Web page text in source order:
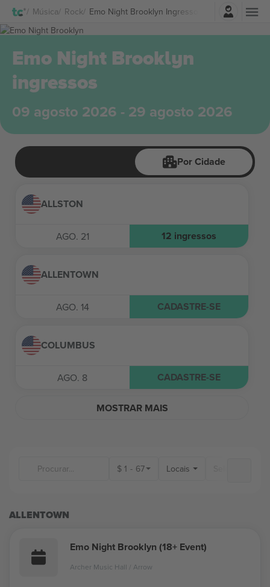
Música Rock Emo Night Brooklyn Ingressos
Entrar
Emo Night Brooklyn
ingressos
09 agosto 2026 - 29 agosto 2026
Por Cidade
ALLSTON
AGO. 21 12 ingressos
ALLENTOWN
AGO. 14 CADASTRE-SE
COLUMBUS
AGO. 8 CADASTRE-SE
MOSTRAR MAIS
$ 1 - 67 Locais
ALLENTOWN
Emo Night Brooklyn (18+ Event)
Archer Music Hall / Arrow